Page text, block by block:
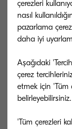
ülkede eğitim
göndermek
değişim
daha fazla
tercih ettikçe,
endüstrinin
çerezleri
nasıl
pazarlama
daha iyi
Aşağıdaki
çerez
etmek için 'Tüm
belirleyebilirsiniz.
'Tüm çerezleri